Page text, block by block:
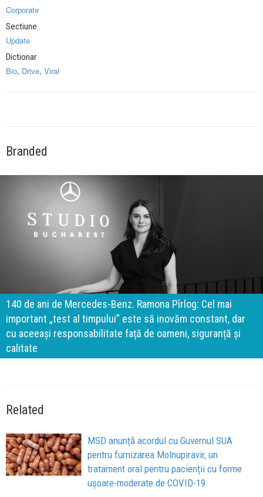
Corporate
Sectiune
Update
Dictionar
Bio, Drive, Viral
Branded
140 de ani de Mercedes-Benz. Ramona Pîrlog: Cel mai
important „test al timpului” este să inovăm constant, dar
cu aceeași responsabilitate față de oameni, siguranță și
calitate
Related
MSD anunță acordul cu Guvernul SUA
pentru furnizarea Molnupiravir, un
tratament oral pentru pacienții cu forme
ușoare-moderate de COVID-19